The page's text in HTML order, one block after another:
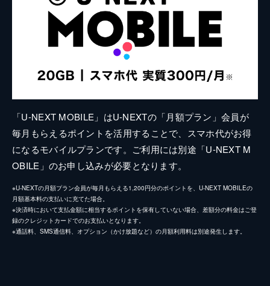
「U-NEXT MOBILE」はU-NEXTの「月額プラン」会員が
毎月もらえるポイントを活用することで、スマホ代がお得
になるモバイルプランです。ご利用には別途「U-NEXT M
OBILE」のお申し込みが必要となります。
※U-NEXTの月額プラン会員が毎月もらえる1,200円分のポイントを、U-NEXT MOBILEの
月額基本料の支払いに充てた場合。
※決済時において支払金額に相当するポイントを保有していない場合、差額分の料金はご登
録のクレジットカードでのお支払いとなります。
※通話料、SMS通信料、オプション（かけ放題など）の月額利用料は別途発生します。